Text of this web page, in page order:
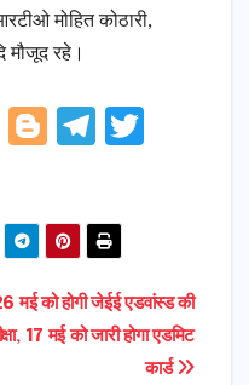
मोहित कोठारी,
मौजूद रहे।
Li
e
n
Bl
g
r
T
gr
m r
मई को होगी जेईई एडवांस्ड की
17 मई को जारी होगा एडमिट
कार्ड